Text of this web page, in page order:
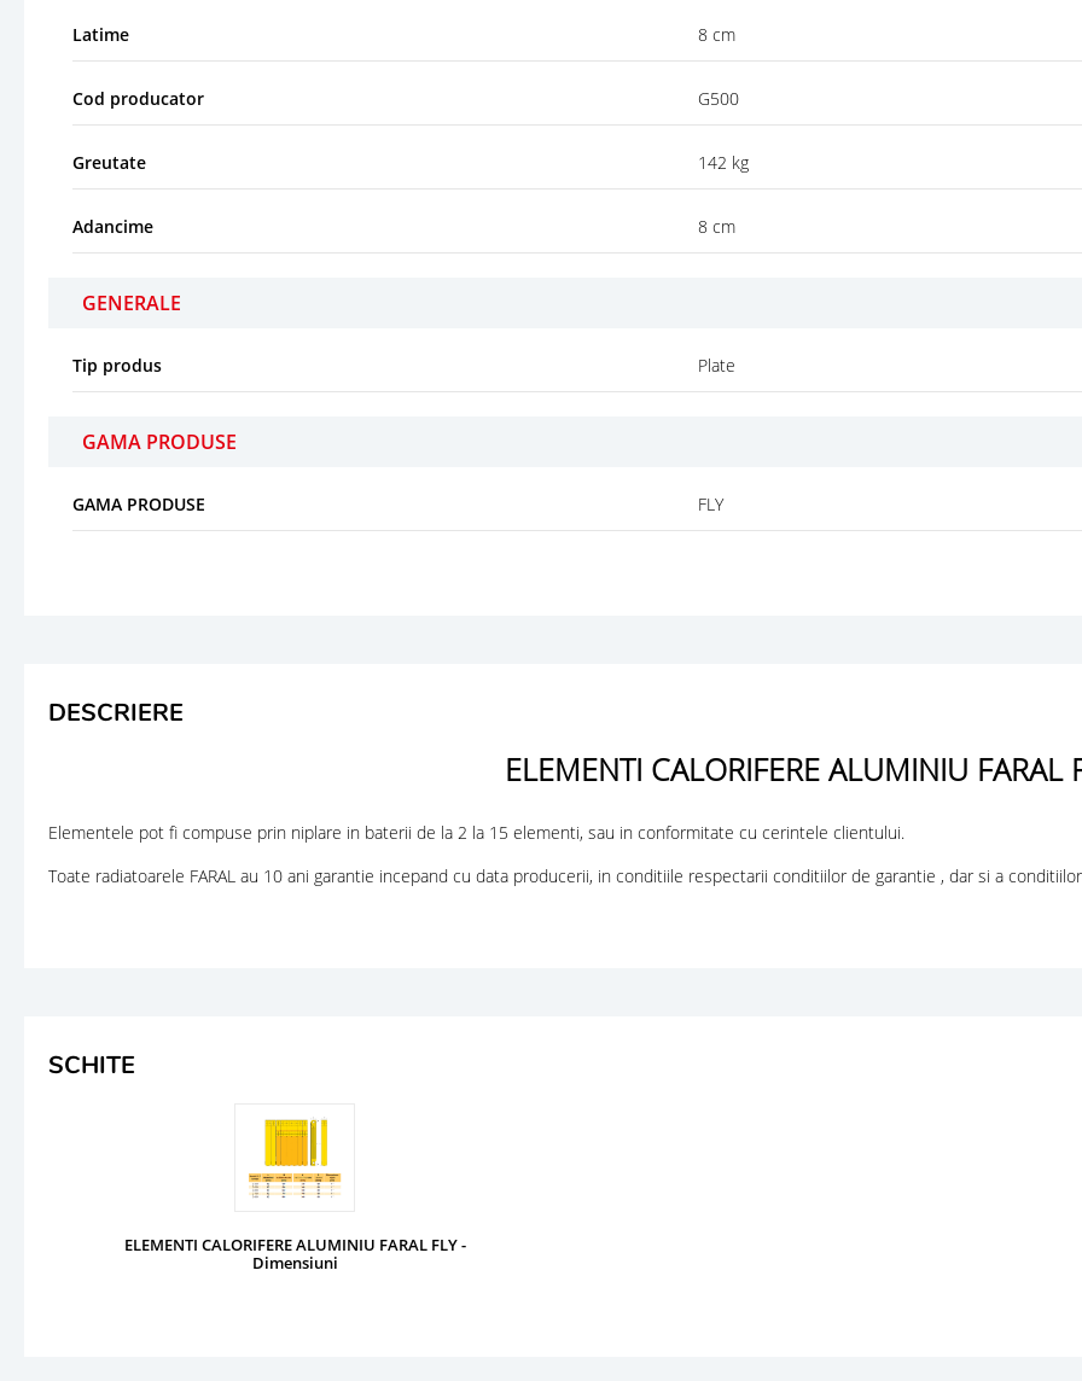
Latime 8 cm
Cod producator G500
Greutate 142 kg
Adancime 8 cm
GENERALE
Tip produs Plate
GAMA PRODUSE
GAMA PRODUSE FLY
DESCRIERE
ELEMENTI CALORIFERE ALUMINIU FARAL
Elementele pot fi compuse prin niplare in baterii de la 2 la 15 elementi, sau in conformitate cu cerintele clientului.
Toate radiatoarele FARAL au 10 ani garantie incepand cu data producerii, in conditiile respectarii conditiilor de garantie , dar si a
SCHITE
ELEMENTI CALORIFERE ALUMINIU FARAL FLY -
Dimensiuni